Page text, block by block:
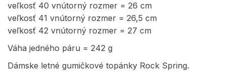
veľkosť 40 vnútorný rozmer = 26 cm
veľkosť 41 vnútorný rozmer = 26,5 cm
veľkosť 42 vnútorný rozmer = 27 cm
Váha jedného páru = 242 g
Dámske letné gumičkové topánky Rock Spring.